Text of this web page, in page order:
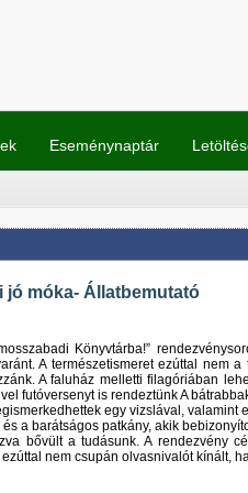
Eseménynaptár
jó móka- Állatbemutató
Könyvtárba!”
A természetismeret ezúttal nem
A faluház melletti filagóriában
futóversenyt is rendeztünk A
egy vizslával,
a barátságos patkány, akik
bővült a tudásunk. A rendezvény
nem csupán olvasnivalót